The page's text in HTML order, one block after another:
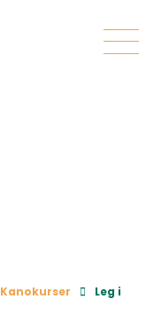
Kanokurser
Leg i